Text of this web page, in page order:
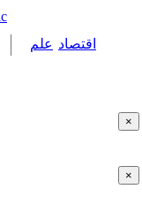
اقتصاد علم
×
×